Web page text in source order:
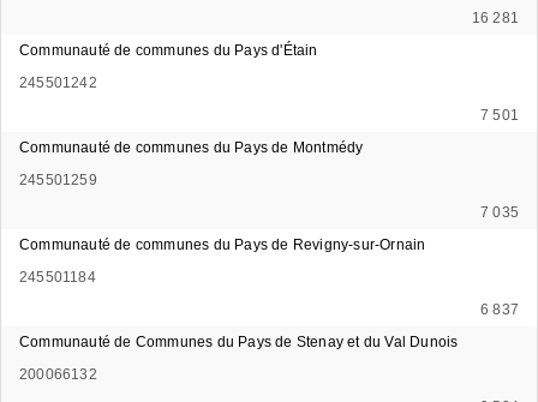
16 281
Communauté de communes du Pays d'Étain
245501242
7 501
Communauté de communes du Pays de Montmédy
245501259
7 035
Communauté de communes du Pays de Revigny-sur-Ornain
245501184
6 837
Communauté de Communes du Pays de Stenay et du Val Dunois
200066132